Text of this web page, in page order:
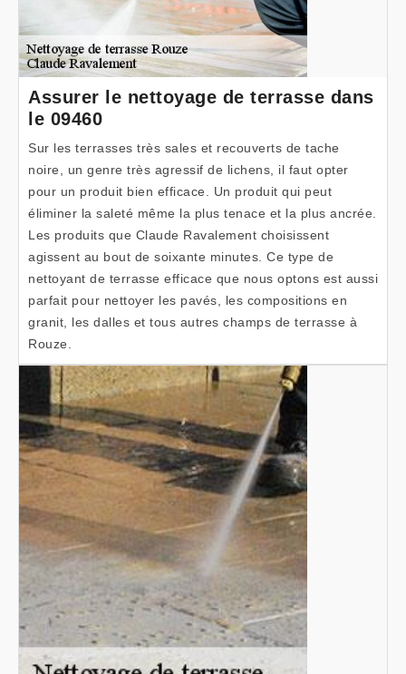
Assurer le nettoyage de terrasse dans
le 09460
Sur les terrasses très sales et recouverts de tache
noire, un genre très agressif de lichens, il faut opter
pour un produit bien efficace. Un produit qui peut
éliminer la saleté même la plus tenace et la plus ancrée.
Les produits que Claude Ravalement choisissent
agissent au bout de soixante minutes. Ce type de
nettoyant de terrasse efficace que nous optons est aussi
parfait pour nettoyer les pavés, les compositions en
granit, les dalles et tous autres champs de terrasse à
Rouze.